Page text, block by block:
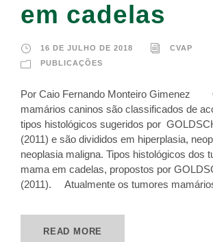
em cadelas
16 DE JULHO DE 2018
CVAP
PUBLICAÇÕES
Por Caio Fernando Monteiro Gimenez
mamários caninos são classificados de
tipos histológicos sugeridos por
(2011) e são divididos em hiperplasia,
neoplasia maligna. Tipos histológicos dos
mama em cadelas, propostos por
(2011). Atualmente os tumores
READ MORE